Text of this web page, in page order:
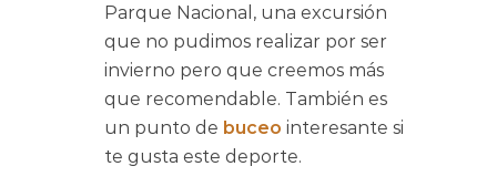
Parque Nacional, una excursión
que no pudimos realizar por ser
invierno pero que creemos más
que recomendable. También es
un punto de buceo interesante si
te gusta este deporte.